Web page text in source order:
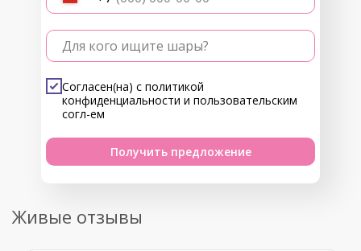
Для кого ищите шары?
Согласен(на) с политикой
конфиденциальности и пользовательским
согл-ем
Получить предложение
Живые отзывы